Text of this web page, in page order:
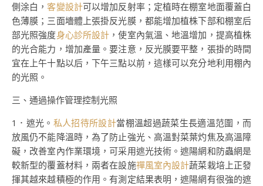
側涂白， 客變設計可以增加反射率；定植時在棚室地面覆蓋白
色薄膜；三面墻體上張掛反光膜，都能增加植株下部和棚室后
部光照強度身心診所設計 ，使室內氣溫、地溫增加，提高植株
的光合能力，增加產量。要注意，反光膜要平整，張掛的時間
宜在上午十點以后，下午三點以前，這樣可以充分地利用棚內
的光照。
三、通過操作管理控制光照
1．遮光。 私人招待所設計當棚溫超過蔬菜生長適溫范圍，而
放風仍不能降溫時，為了防止強光、高溫對菜葉灼焦及高溫障
礙，改善室內作業環境，可采用遮光技術。遮陽網和防蟲網是
較新型的覆蓋材料，兩者在設施禪風室內設計蔬菜栽培上正發
揮其越來越積極的作用。有測定結果表明，遮陽網有很強的遮